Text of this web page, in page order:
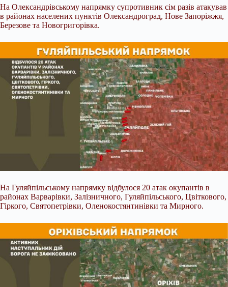
На Олександрівському напрямку супротивник сім разів атакував
в районах населених пунктів Олександроград, Нове Запоріжжя,
Березове та Новогригорівка.
На Гуляйпільському напрямку відбулося 20 атак окупантів в
районах Варварівки, Залізничного, Гуляйпільського, Цвіткового,
Гіркого, Святопетрівки, Оленокостянтинівки та Мирного.